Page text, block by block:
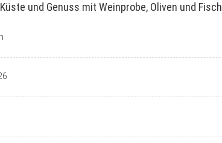
und Genuss mit Weinprobe, Oliven und Fisch